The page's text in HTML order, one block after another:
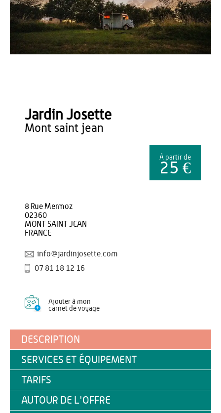
Jardin Josette
Jardin Josette
mont saint jean
À partir de
25 €
8 Rue Mermoz
02360
MONT SAINT JEAN
FRANCE
info@jardinjosette.com
07 81 18 12 16
Ajouter à mon
carnet de voyage
DESCRIPTION
SERVICES ET ÉQUIPEMENT
TARIFS
AUTOUR DE L'OFFRE